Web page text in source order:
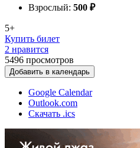
Взрослый: 500 ₽
5+
Купить билет
2 нравится
5496 просмотров
Добавить в календарь
Google Calendar
Outlook.com
Скачать .ics